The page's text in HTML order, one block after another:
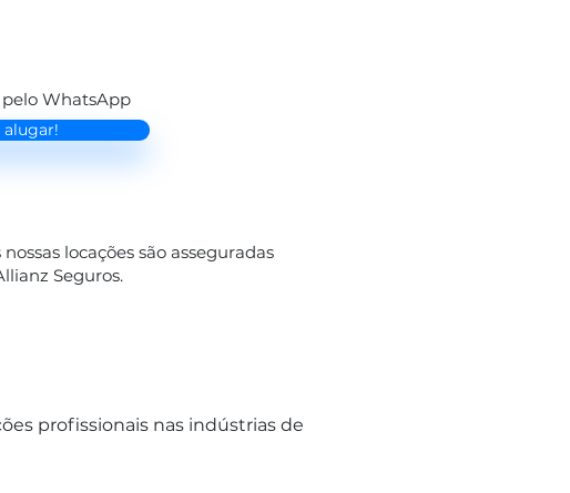
WhatsApp
alugar!
nossas locações são asseguradas
Seguros.
profissionais nas indústrias de